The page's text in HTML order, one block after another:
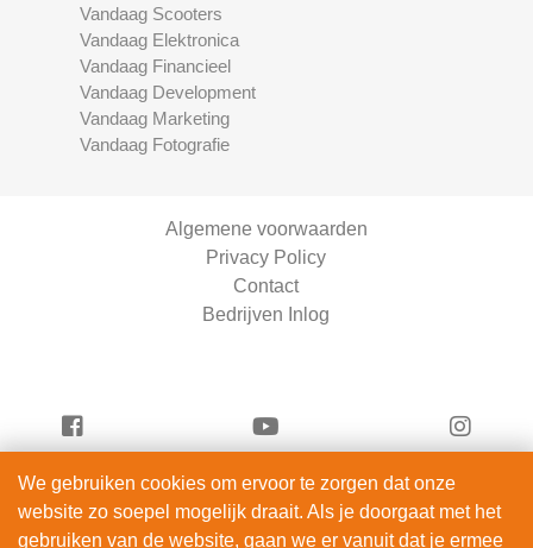
Vandaag Scooters
Vandaag Elektronica
Vandaag Financieel
Vandaag Development
Vandaag Marketing
Vandaag Fotografie
Algemene voorwaarden
Privacy Policy
Contact
Bedrijven Inlog
Vandaag Entertainment is onderdeel van
ServiceRight B.V. | KVK 90914872
We gebruiken cookies om ervoor te zorgen dat onze
website zo soepel mogelijk draait. Als je doorgaat met het
gebruiken van de website, gaan we er vanuit dat je ermee